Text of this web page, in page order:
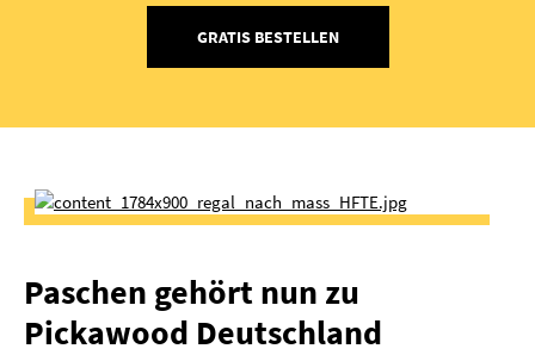
GRATIS BESTELLEN
Paschen gehört nun zu
Pickawood Deutschland